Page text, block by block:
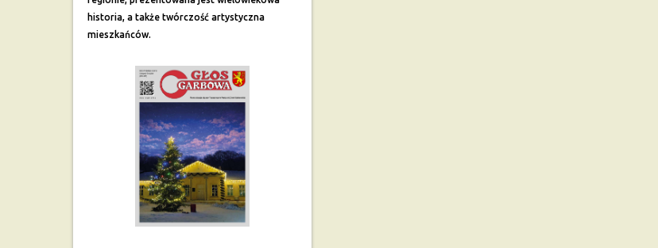
historia, a także twórczość artystyczna
mieszkańców.